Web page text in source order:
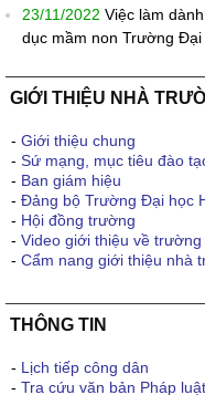
23/11/2022 Việc làm
dục mầm non Trường
GIỚI THIỆU NHÀ
- Giới thiệu chung
- Sứ mạng, mục tiêu đào
- Ban giám hiệu
- Đảng bộ Trường Đại học
- Hội đồng trường
- Video giới thiệu về trường
- Cẩm nang giới thiệu nhà
THÔNG TIN
- Lịch tiếp công dân
- Tra cứu văn bản Pháp luật